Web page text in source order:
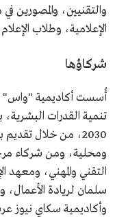
والتقنيين، والمصورين
الإعلامية، وطلاب
شركاؤها
أُسست أكاديمية "واس"
تنمية القدرات
2030، من خلال
ومحلية، ومن شركاء
التقني والمهني، ومعهد
سلمان لريادة الأعمال،
وأكاديمية سكاي نيوز